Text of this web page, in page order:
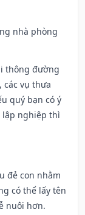
nhà phòng
thông đường
các vụ thưa
quý bạn có ý
nghiệp thì
đẻ con nhằm
có thể lấy tên
nuôi hơn.